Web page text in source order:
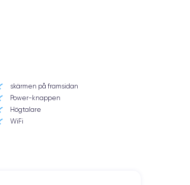
skärmen på framsidan
Power-knappen
Högtalare
WiFi